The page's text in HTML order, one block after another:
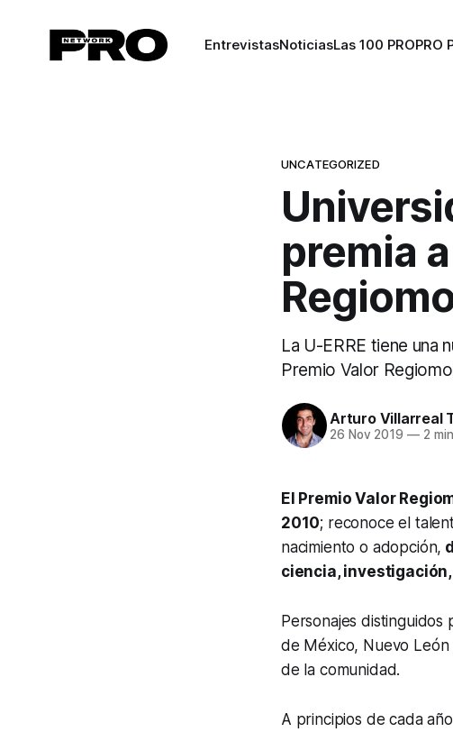
EntrevistasNoticiasLas 100 PROPRO
UNCATEGORIZED
premia
La U-ERRE tiene una
Premio Valor
Arturo Villarreal
26 Nov 2019 —2
El Premio Valor
2010; reconoce el
nacimiento o adopción,
ciencia,
Personajes
de México, Nuevo
de la comunidad.
A principios de cada